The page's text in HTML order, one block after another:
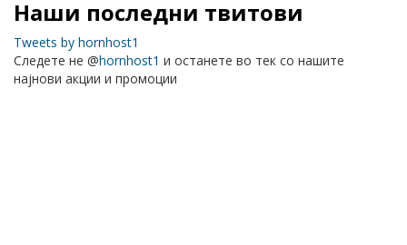
Наши последни твитови
Tweets by hornhost1
Следете не @hornhost1 и останете во тек со нашите
најнови акции и промоции